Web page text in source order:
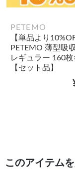
PETEMO
【単品より
PETEMO 薄型吸
レギュラー 160枚
【セット品】
このアイテム